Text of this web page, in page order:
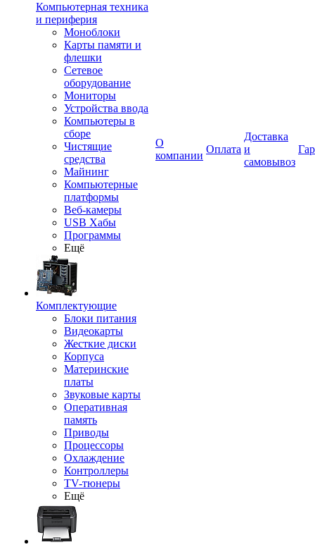
Компьютерная техника
и периферия
Моноблоки
Карты памяти и
флешки
Сетевое
оборудование
Мониторы
Устройства ввода
Компьютеры в
сборе
Чистящие
средства
Майнинг
Компьютерные
платформы
Веб-камеры
USB Хабы
Программы
Ещё
Комплектующие
Блоки питания
Видеокарты
Жесткие диски
Корпуса
Материнские
платы
Звуковые карты
Оперативная
память
Приводы
Процессоры
Охлаждение
Контроллеры
TV-тюнеры
Ещё
О
компании
Оплата
Доставка
и
самовывоз